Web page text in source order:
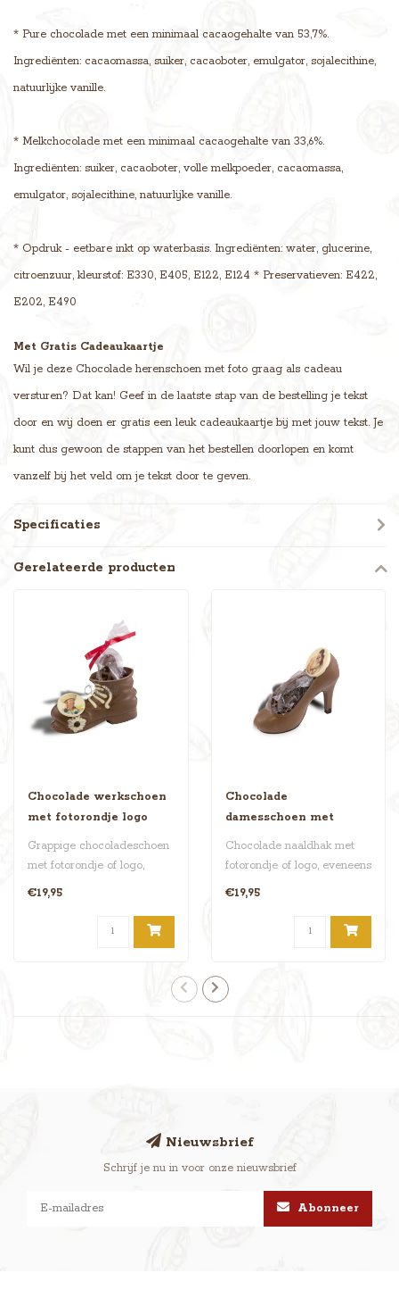
* Pure chocolade met een minimaal cacaogehalte van 53,7%.
Ingrediënten: cacaomassa, suiker, cacaoboter, emulgator, sojalecithine,
natuurlijke vanille.
* Melkchocolade met een minimaal cacaogehalte van 33,6%.
Ingrediënten: suiker, cacaoboter, volle melkpoeder, cacaomassa,
emulgator, sojalecithine, natuurlijke vanille.
* Opdruk - eetbare inkt op waterbasis. Ingrediënten: water, glucerine,
citroenzuur, kleurstof: E330, E405, E122, E124 * Preservatieven: E422,
E202, E490
Met Gratis Cadeaukaartje
Wil je deze Chocolade herenschoen met foto graag als cadeau
versturen? Dat kan! Geef in de laatste stap van de bestelling je tekst
door en wij doen er gratis een leuk cadeaukaartje bij met jouw tekst. Je
kunt dus gewoon de stappen van het bestellen doorlopen en komt
vanzelf bij het veld om je tekst door te geven.
Specificaties
Gerelateerde producten
Chocolade werkschoen
met fotorondje logo
Grappige chocoladeschoen
met fotorondje of logo,
eveneens van chocola. In
€19,95
Chocolade
damesschoen met
fotorondje logo
Chocolade naaldhak met
fotorondje of logo, eveneens
van chocola. In de schoen
€19,95
Nieuwsbrief
Schrijf je nu in voor onze nieuwsbrief
Abonneer